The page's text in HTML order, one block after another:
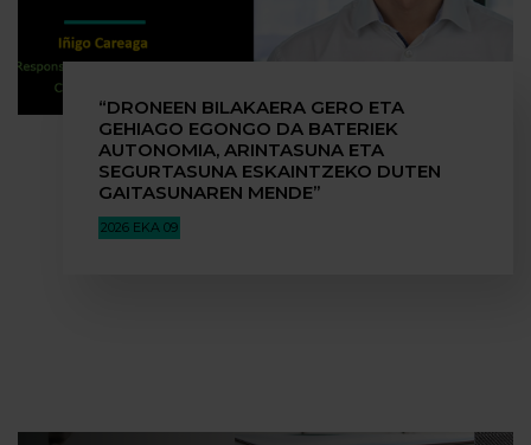
“DRONEEN BILAKAERA GERO ETA
GEHIAGO EGONGO DA BATERIEK
AUTONOMIA, ARINTASUNA ETA
SEGURTASUNA ESKAINTZEKO DUTEN
GAITASUNAREN MENDE”
2026 EKA 09